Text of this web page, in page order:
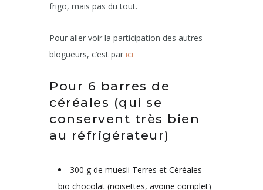
frigo, mais pas du tout.
Pour aller voir la participation des autres
blogueurs, c’est par ici
Pour 6 barres de
céréales (qui se
conservent très bien
au réfrigérateur)
300 g de muesli Terres et Céréales
bio chocolat (noisettes, avoine complet)